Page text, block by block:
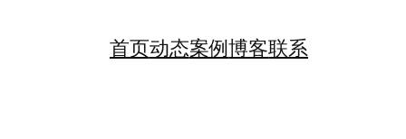
首页动态案例博客联系